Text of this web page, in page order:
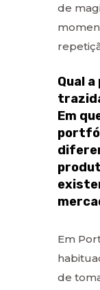
de
Qual
Em
Em
de